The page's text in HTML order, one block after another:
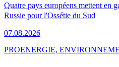
Quatre pays européens mettent en
Russie pour l'Ossétie du Sud
07.08.2026
PROENERGIE,